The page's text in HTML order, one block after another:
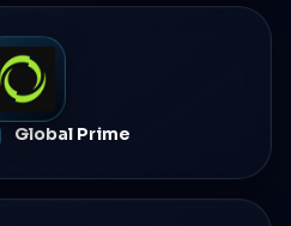
Global Prime